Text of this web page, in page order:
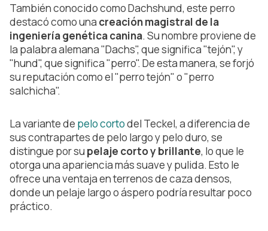
También conocido como Dachshund, este perro
destacó como una creación magistral de la
ingeniería genética canina. Su nombre proviene de
la palabra alemana "Dachs", que significa "tejón", y
"hund", que significa "perro". De esta manera, se forjó
su reputación como el "perro tejón" o "perro
salchicha".
La variante de pelo cortodel Teckel, a diferencia de
sus contrapartes de pelo largo y pelo duro, se
distingue por su pelaje corto y brillante, lo que le
otorga una apariencia más suave y pulida. Esto le
ofrece una ventaja en terrenos de caza densos,
donde un pelaje largo o áspero podría resultar poco
práctico.